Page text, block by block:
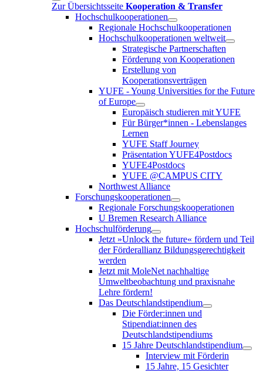
Zur Übersichtsseite Kooperation & Transfer
Hochschulkooperationen
Regionale Hochschulkooperationen
Hochschulkooperationen weltweit
Strategische Partnerschaften
Förderung von Kooperationen
Erstellung von
Kooperationsverträgen
YUFE - Young Universities for the Future
of Europe
Europäisch studieren mit YUFE
Für Bürger*innen - Lebenslanges
Lernen
YUFE Staff Journey
Präsentation YUFE4Postdocs
YUFE4Postdocs
YUFE @CAMPUS CITY
Northwest Alliance
Forschungskooperationen
Regionale Forschungskooperationen
U Bremen Research Alliance
Hochschulförderung
Jetzt »Unlock the future« fördern und Teil
der Förderallianz Bildungsgerechtigkeit
werden
Jetzt mit MoleNet nachhaltige
Umweltbeobachtung und praxisnahe
Lehre fördern!
Das Deutschlandstipendium
Die Förder:innen und
Stipendiat:innen des
Deutschlandstipendiums
15 Jahre Deutschlandstipendium
Interview mit Förderin
15 Jahre, 15 Gesichter